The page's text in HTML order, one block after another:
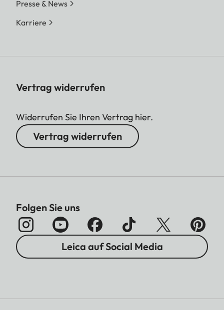
Presse & News
Karriere
Vertrag widerrufen
Widerrufen Sie Ihren Vertrag hier.
Vertrag widerrufen
Folgen Sie uns
Leica auf Social Media